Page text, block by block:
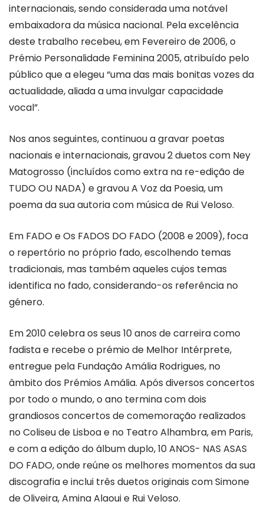
internacionais, sendo considerada uma notável
embaixadora da música nacional. Pela excelência
deste trabalho recebeu, em Fevereiro de 2006, o
Prémio Personalidade Feminina 2005, atribuído pelo
público que a elegeu “uma das mais bonitas vozes da
actualidade, aliada a uma invulgar capacidade
vocal”.
Nos anos seguintes, continuou a gravar poetas
nacionais e internacionais, gravou 2 duetos com Ney
Matogrosso (incluídos como extra na re-edição de
TUDO OU NADA) e gravou A Voz da Poesia, um
poema da sua autoria com música de Rui Veloso.
Em FADO e Os FADOS DO FADO (2008 e 2009), foca
o repertório no próprio fado, escolhendo temas
tradicionais, mas também aqueles cujos temas
identifica no fado, considerando-os referência no
género.
Em 2010 celebra os seus 10 anos de carreira como
fadista e recebe o prémio de Melhor Intérprete,
entregue pela Fundação Amália Rodrigues, no
âmbito dos Prémios Amália. Após diversos concertos
por todo o mundo, o ano termina com dois
grandiosos concertos de comemoração realizados
no Coliseu de Lisboa e no Teatro Alhambra, em Paris,
e com a edição do álbum duplo, 10 ANOS- NAS ASAS
DO FADO, onde reúne os melhores momentos da sua
discografia e inclui três duetos originais com Simone
de Oliveira, Amina Alaoui e Rui Veloso.